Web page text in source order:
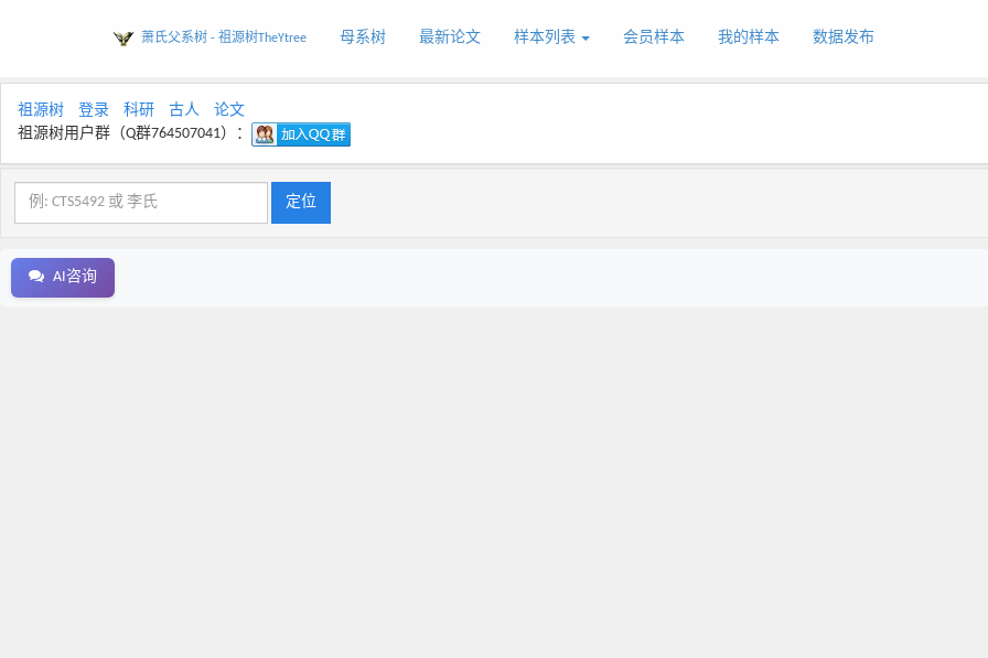
萧氏父系树 - 祖源树TheYtree 母系树 最新论文 样本列表 会员样本 我的样本 数据发布
祖源树 登录 科研 古人
论文
祖源树用户群（Q群764507041）：
AI咨询